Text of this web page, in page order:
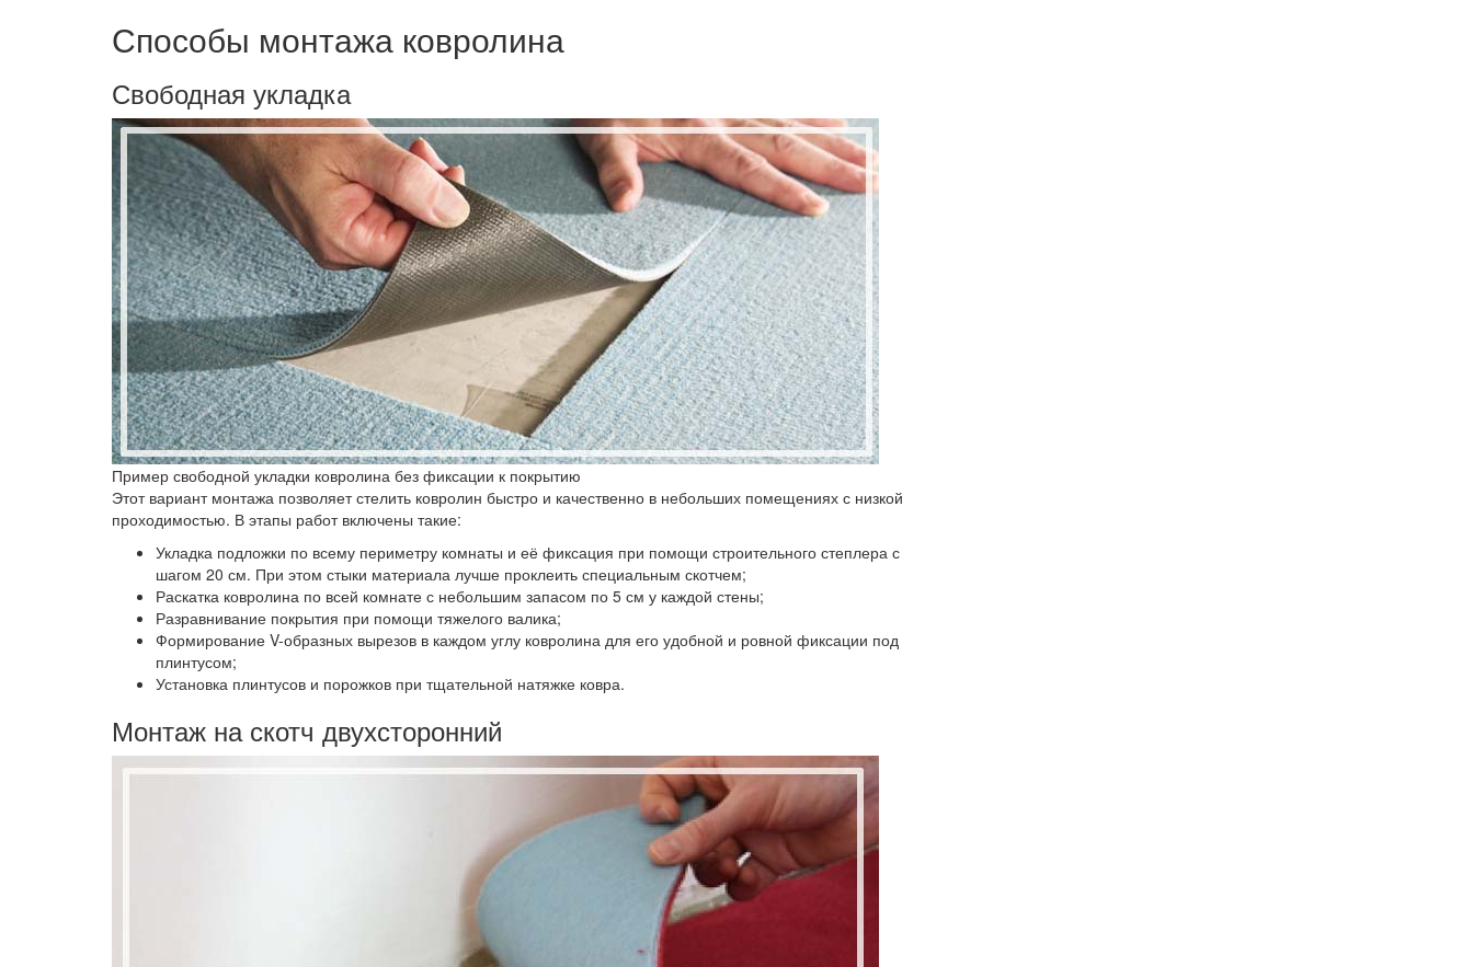
Способы монтажа ковролина
Свободная укладка
Пример свободной укладки ковролина без фиксации к покрытию
Этот вариант монтажа позволяет стелить ковролин быстро и качественно в небольших помещениях с низкой
проходимостью. В этапы работ включены такие:
Укладка подложки по всему периметру комнаты и её фиксация при помощи строительного степлера с
шагом 20 см. При этом стыки материала лучше проклеить специальным скотчем;
Раскатка ковролина по всей комнате с небольшим запасом по 5 см у каждой стены;
Разравнивание покрытия при помощи тяжелого валика;
Формирование V-образных вырезов в каждом углу ковролина для его удобной и ровной фиксации под
плинтусом;
Установка плинтусов и порожков при тщательной натяжке ковра.
Монтаж на скотч двухсторонний